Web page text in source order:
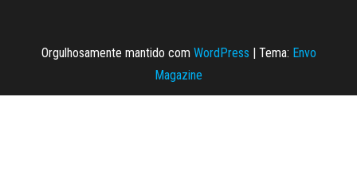
Orgulhosamente mantido com WordPress Tema: Envo
Magazine